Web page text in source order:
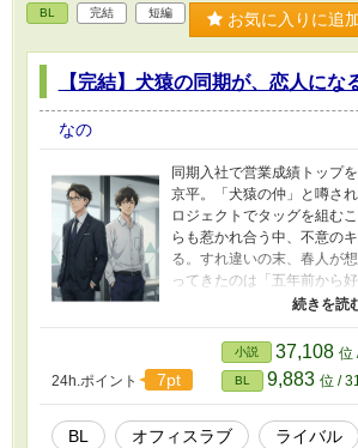
BL 完結 短編 お気に入りに追
【完結】犬猿の同期が、恋人にな
なの
同期入社で営業成績トップ
京平。「犬猿の仲」と噂さ
ロジェクトでタッグを組む
らも惹かれ合う中、不意の
る。すれ違いの末、春人が
ってきたのは「五年前から
衝撃の告白だった。 こうし
ライバル、プライベートで
スリリングな秘密の関係を
人の王道オフィスラブストー
24h.ポイント
7pt
小説 37,108 位
BL 9,883 位 /
BL オフィスラブ ライバル